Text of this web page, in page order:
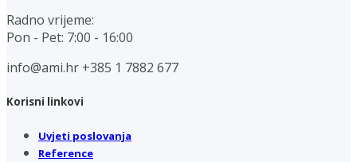
Radno vrijeme:
Pon - Pet: 7:00 - 16:00
info@ami.hr +385 1 7882 677
Korisni linkovi
Uvjeti poslovanja
Reference